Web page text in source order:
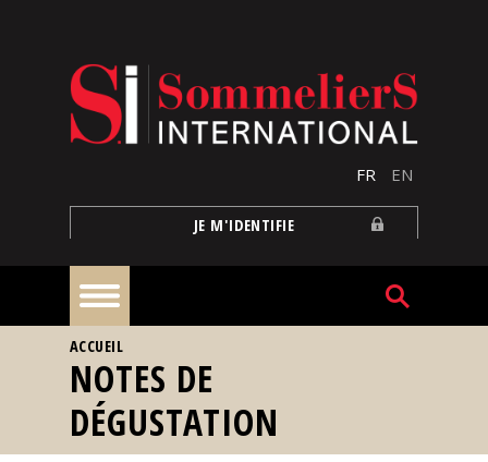
FR EN
JE M'IDENTIFIE
À
la
une
VOUS ÊTES ICI
ACCUEIL
NOTES DE
DÉGUSTATION